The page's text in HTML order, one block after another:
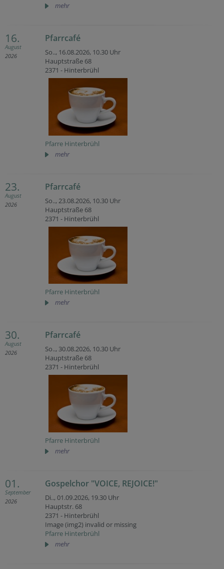
mehr
16.
August
2026
Pfarrcafé
So.., 16.08.2026, 10.30 Uhr
Hauptstraße 68
2371 - Hinterbrühl
Pfarre Hinterbrühl
mehr
23.
August
2026
Pfarrcafé
So.., 23.08.2026, 10.30 Uhr
Hauptstraße 68
2371 - Hinterbrühl
Pfarre Hinterbrühl
mehr
30.
August
2026
Pfarrcafé
So.., 30.08.2026, 10.30 Uhr
Hauptstraße 68
2371 - Hinterbrühl
Pfarre Hinterbrühl
mehr
01.
September
2026
Gospelchor "VOICE, REJOICE!"
Di.., 01.09.2026, 19.30 Uhr
Hauptstr. 68
2371 - Hinterbrühl
Image (img2) invalid or missing
Pfarre Hinterbrühl
mehr